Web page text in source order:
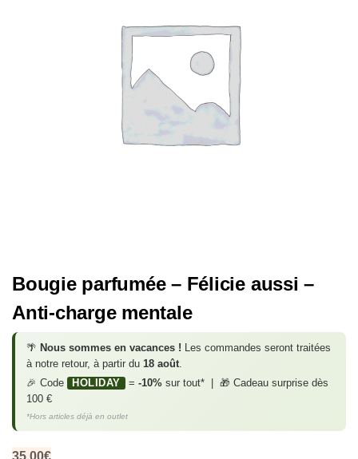
Bougie parfumée – Félicie aussi –
Anti-charge mentale
🌴 Nous sommes en vacances ! Les commandes seront traitées
à notre retour, à partir du 18 août
🎉 Code
HOLIDAY = -10%sur tout* | 🎁 Cadeau surprise dès
100 €
*Hors articles déjà en outlet
35.00€